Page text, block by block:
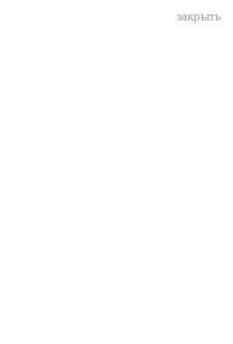
закрыть